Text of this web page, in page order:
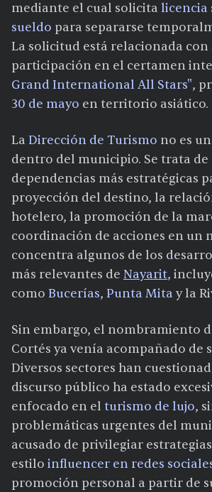
mediante el cual solicita licencia
sueldo para separarse
La solicitud está relacionada con
participación en el certamen
Grand International All Stars",
30 de mayo en territorio asiático.
La Dirección de Turismo no es
dentro del municipio. Se trata de
dependencias más estratégicas
proyección del destino, la
hotelero, la promoción de la
coordinación de acciones en un
concentra algunos de los
más relevantes de Nayarit,
como Bucerías, Punta Mita y la
Sin embargo, el nombramiento
Cortés ya venía acompañado de
Diversos sectores han
discurso público ha estado
enfocado en el turismo de lujo,
problemáticas urgentes del
acusado de privilegiar
estilo influencer en redes
promoción personal a partir de